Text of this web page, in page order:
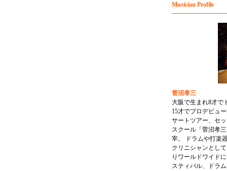
Musician Profile
菅沼孝三
大阪で生まれ8才で
15才でプロデビュ
サートツアー、セ
スクール「菅沼孝
宰。 ドラムや打楽
クリニシャンとし
りワールドワイド
スティバル、ドラ